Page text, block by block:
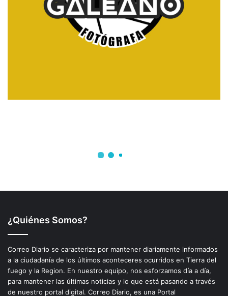
¿Quiénes Somos?
Correo Diario se caracteriza por mantener diariamente informados
a la ciudadanía de los últimos aconteceres ocurridos en Tierra del
fuego y la Region. En nuestro equipo, nos esforzamos día a día,
para mantener las últimas noticias y lo que está pasando a través
de nuestro portal digital. Correo Diario, es una Portal